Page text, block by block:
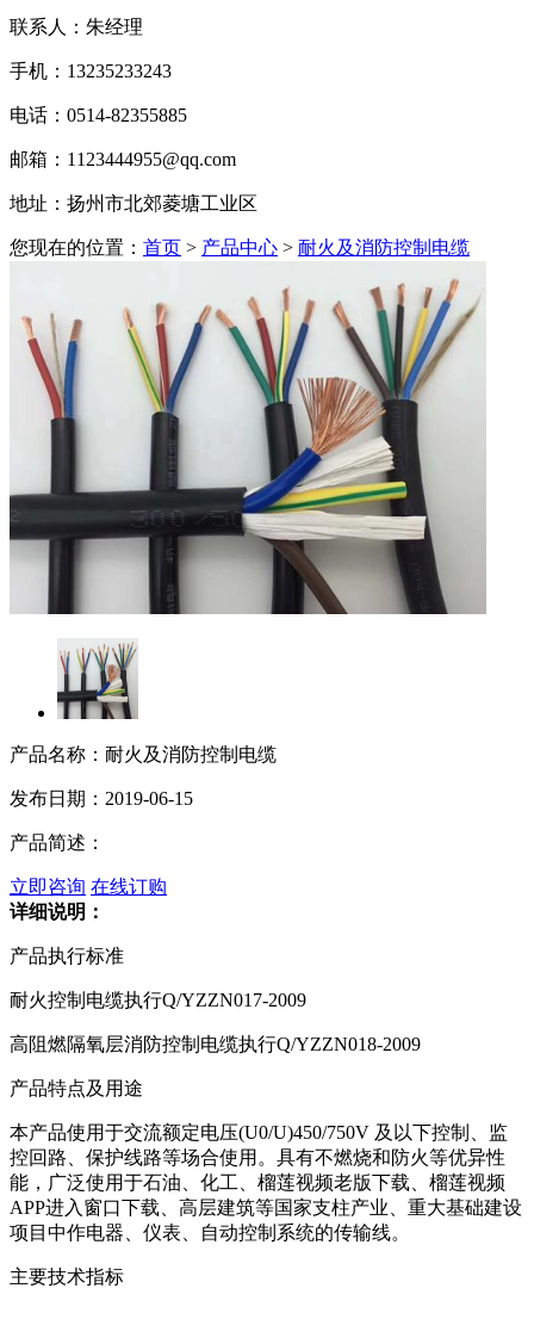
联系人：朱经理
手机：13235233243
电话：0514-82355885
邮箱：1123444955@qq.com
地址：扬州市北郊菱塘工业区
您现在的位置： 首页 > 产品中心 > 耐火及消防控制电缆
产品名称：耐火及消防控制电缆
发布日期：2019-06-15
产品简述：
立即咨询 在线订购
详细说明：
产品执行标准
耐火控制电缆执行Q/YZZN017-2009
高阻燃隔氧层消防控制电缆执行Q/YZZN018-2009
产品特点及用途
本产品使用于交流额定电压(U0/U)450/750V 及以下控制、监
控回路、保护线路等场合使用。具有不燃烧和防火等优异性
能，广泛使用于石油、化工、榴莲视频老版下载、榴莲视频
APP进入窗口下载、高层建筑等国家支柱产业、重大基础建设
项目中作电器、仪表、自动控制系统的传输线。
主要技术指标